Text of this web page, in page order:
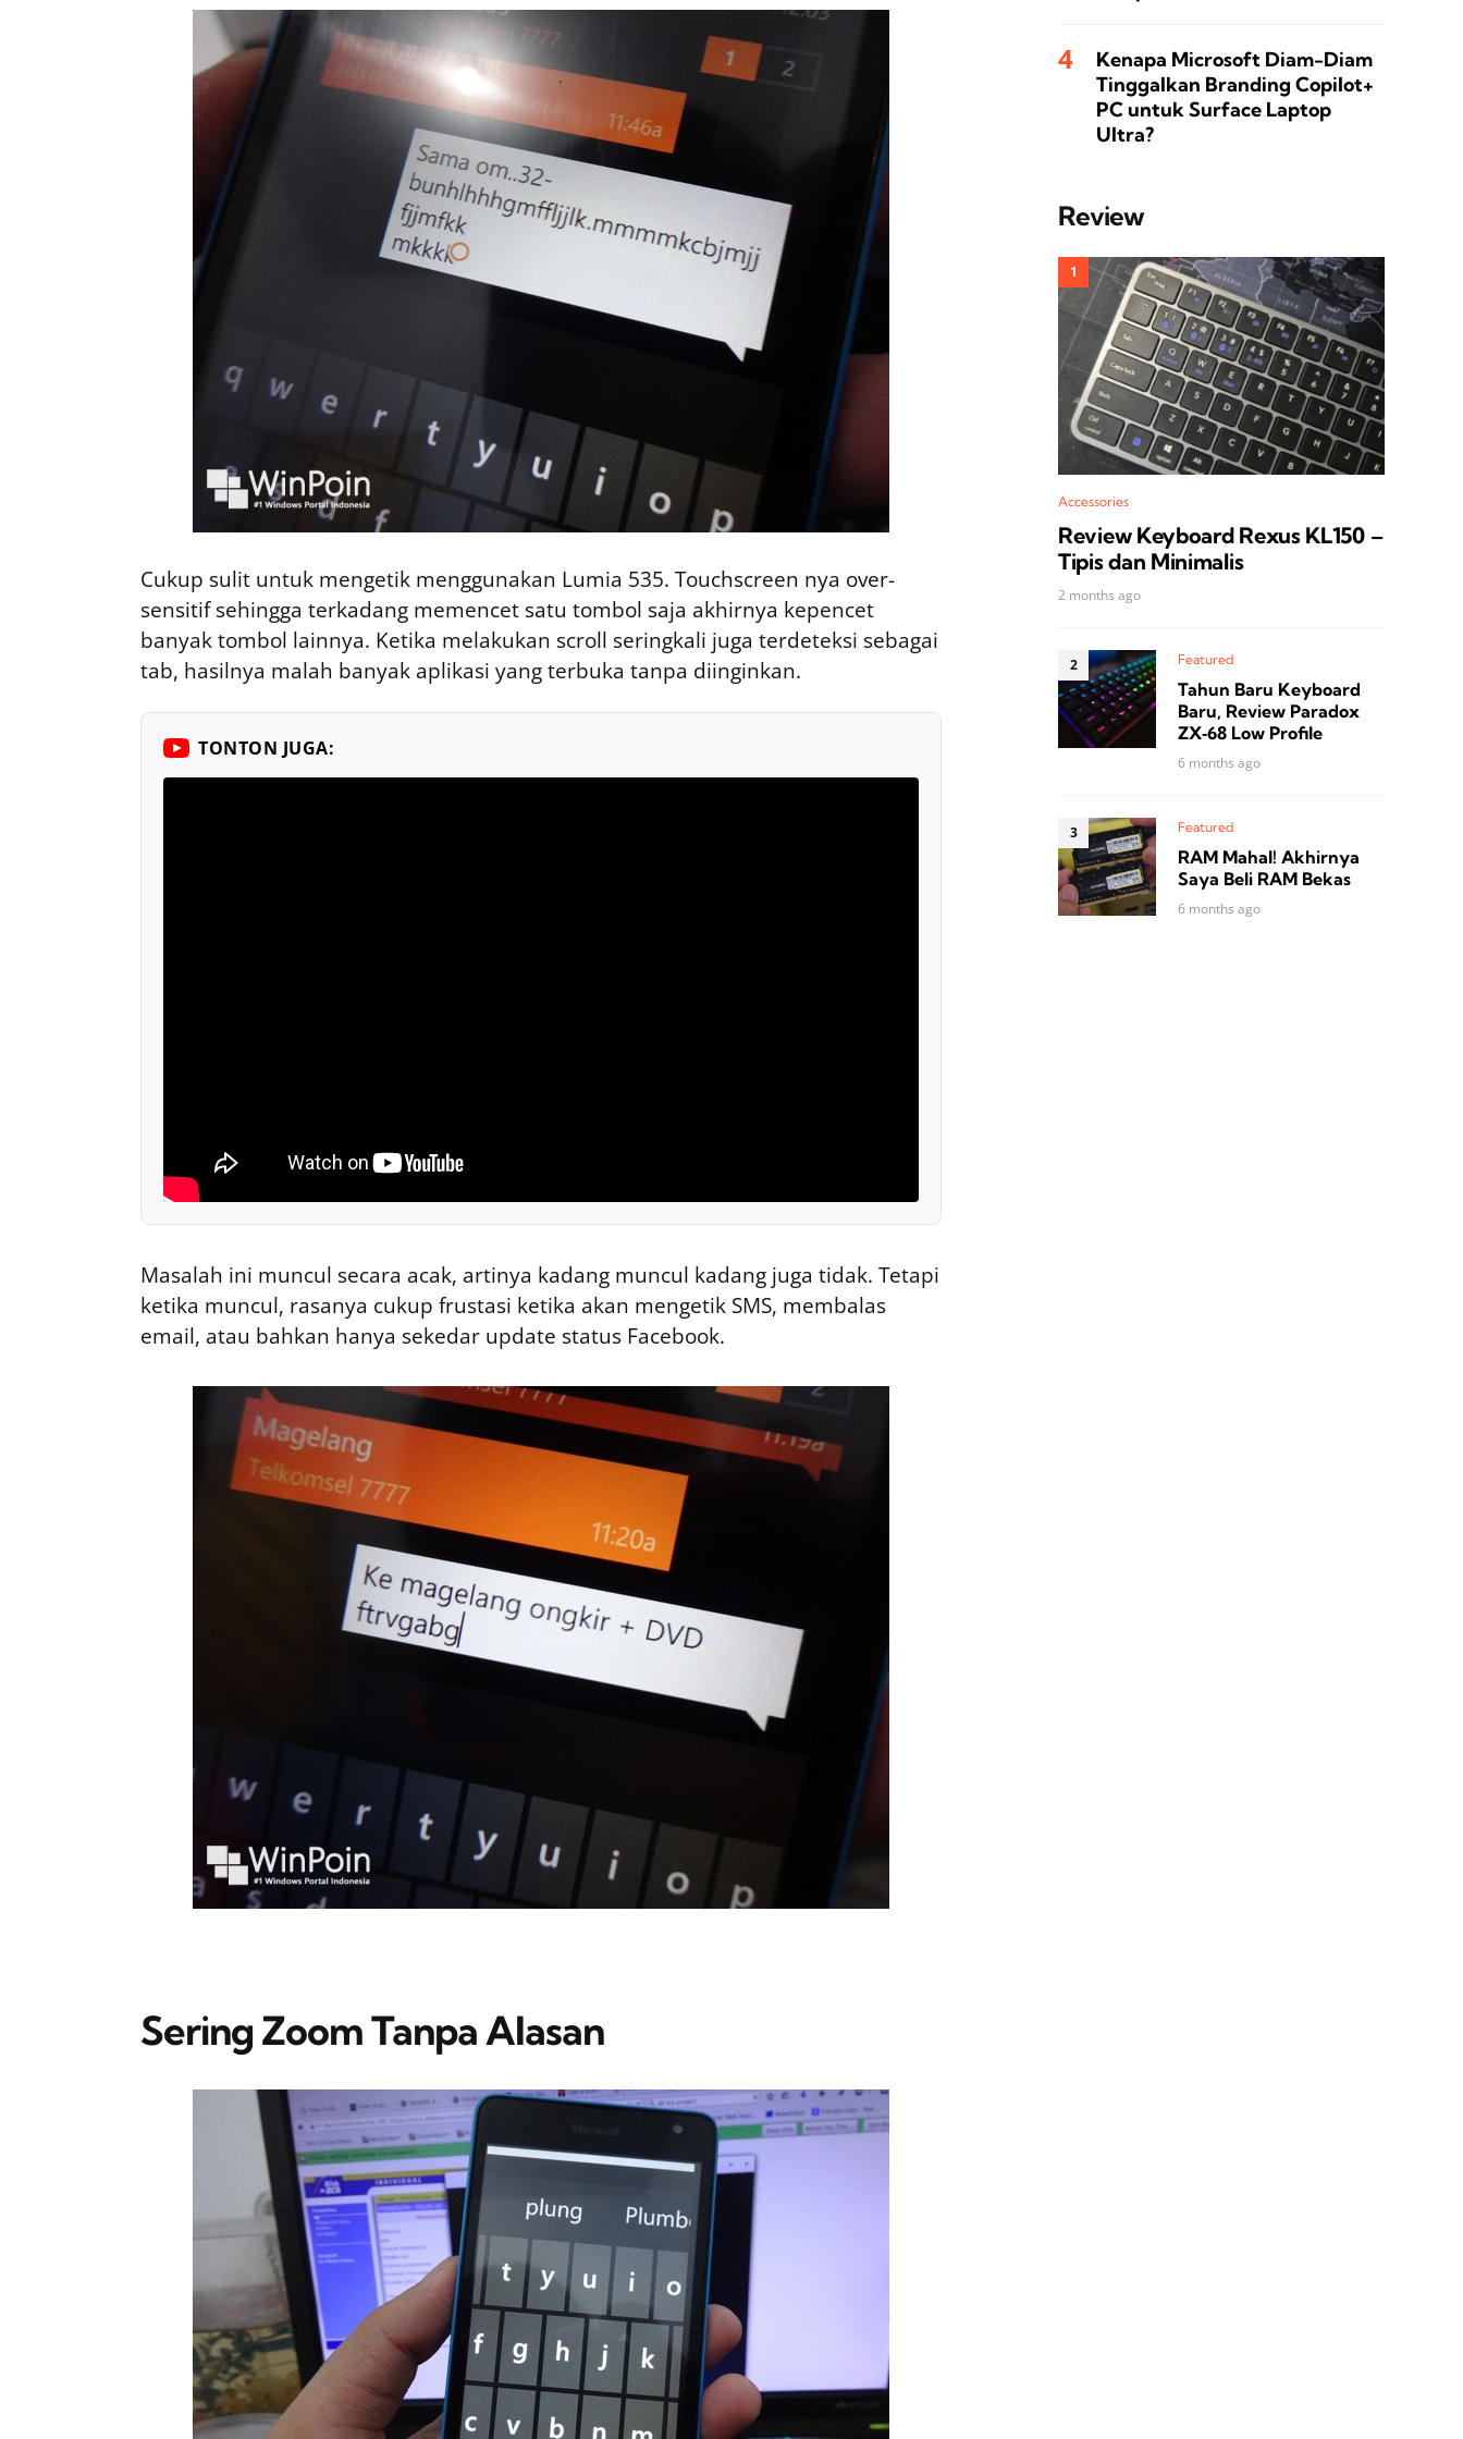
Cukup sulit untuk mengetik menggunakan Lumia 535. Touchscreen nya over-
sensitif sehingga terkadang memencet satu tombol saja akhirnya kepencet
banyak tombol lainnya. Ketika melakukan scroll seringkali juga terdeteksi sebagai
tab, hasilnya malah banyak aplikasi yang terbuka tanpa diinginkan.
TONTON JUGA:
Masalah ini muncul secara acak, artinya kadang muncul kadang juga tidak. Tetapi
ketika muncul, rasanya cukup frustasi ketika akan mengetik SMS, membalas
email, atau bahkan hanya sekedar update status Facebook.
Sering Zoom Tanpa Alasan
Kenapa Microsoft Diam-Diam
Tinggalkan Branding Copilot+
PC untuk Surface Laptop
Ultra?
Review
Accessories
Review Keyboard Rexus KL150 –
Tipis dan Minimalis
2 months ago
Featured
Tahun Baru Keyboard
Baru, Review Paradox
ZX‑68 Low Profile
6 months ago
Featured
RAM Mahal! Akhirnya
Saya Beli RAM Bekas
6 months ago